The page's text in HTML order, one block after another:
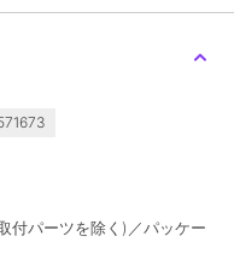
付パーツを除く)／パッケー